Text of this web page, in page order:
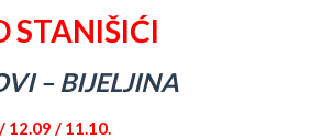
STANIŠIĆI
– BIJELJINA
12.09 / 11.10.